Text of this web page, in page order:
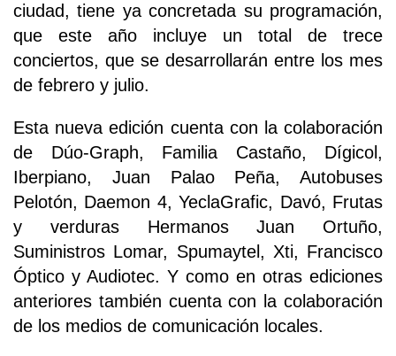
ciudad, tiene ya concretada su programación,
que este año incluye un total de trece
conciertos, que se desarrollarán entre los mes
de febrero y julio.
Esta nueva edición cuenta con la colaboración
de Dúo-Graph, Familia Castaño, Dígicol,
Iberpiano, Juan Palao Peña, Autobuses
Pelotón, Daemon 4, YeclaGrafic, Davó, Frutas
y verduras Hermanos Juan Ortuño,
Suministros Lomar, Spumaytel, Xti, Francisco
Óptico y Audiotec. Y como en otras ediciones
anteriores también cuenta con la colaboración
de los medios de comunicación locales.